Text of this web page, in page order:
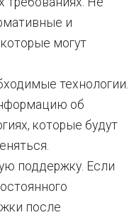
и
могут
технологии.
об
которые будут
поддержку. Если
после